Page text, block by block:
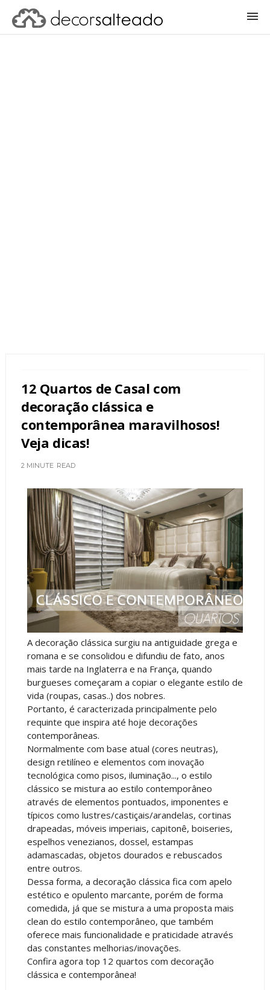
12 Quartos de Casal com
decoração clássica e
contemporânea maravilhosos!
Veja dicas!
2 MINUTE READ
A decoração clássica surgiu na antiguidade grega e
romana e se consolidou e difundiu de fato, anos
mais tarde na Inglaterra e na França, quando
burgueses começaram a copiar o elegante estilo de
vida (roupas, casas..) dos nobres.
Portanto, é caracterizada principalmente pelo
requinte que inspira até hoje decorações
contemporâneas.
Normalmente com base atual (cores neutras),
design retilíneo e elementos com inovação
tecnológica como pisos, iluminação..., o estilo
clássico se mistura ao estilo contemporâneo
através de elementos pontuados, imponentes e
típicos como lustres/castiçais/arandelas, cortinas
drapeadas, móveis imperiais, capitonê, boiseries,
espelhos venezianos, dossel, estampas
adamascadas, objetos dourados e rebuscados
entre outros.
Dessa forma, a decoração clássica fica com apelo
estético e opulento marcante, porém de forma
comedida, já que se mistura a uma proposta mais
clean do estilo contemporâneo, que também
oferece mais funcionalidade e praticidade através
das constantes melhorias/inovações.
Confira agora top 12 quartos com decoração
clássica e contemporânea!